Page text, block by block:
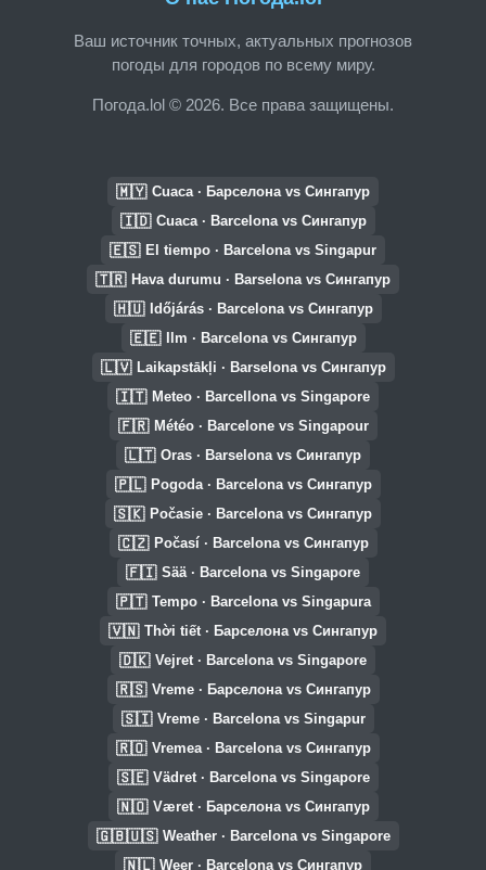
Ваш источник точных, актуальных прогнозов
погоды для городов по всему миру.
Погода.lol © 2026. Все права защищены.
🇲🇾 Cuaca · Барселона vs Сингапур
🇮🇩 Cuaca · Barcelona vs Сингапур
🇪🇸 El tiempo · Barcelona vs Singapur
🇹🇷 Hava durumu · Barselona vs Сингапур
🇭🇺 Időjárás · Barcelona vs Сингапур
🇪🇪 Ilm · Barcelona vs Сингапур
🇱🇻 Laikapstākļi · Barselona vs Сингапур
🇮🇹 Meteo · Barcellona vs Singapore
🇫🇷 Météo · Barcelone vs Singapour
🇱🇹 Oras · Barselona vs Сингапур
🇵🇱 Pogoda · Barcelona vs Сингапур
🇸🇰 Počasie · Barcelona vs Сингапур
🇨🇿 Počasí · Barcelona vs Сингапур
🇫🇮 Sää · Barcelona vs Singapore
🇵🇹 Tempo · Barcelona vs Singapura
🇻🇳 Thời tiết · Барселона vs Сингапур
🇩🇰 Vejret · Barcelona vs Singapore
🇷🇸 Vreme · Барселона vs Сингапур
🇸🇮 Vreme · Barcelona vs Singapur
🇷🇴 Vremea · Barcelona vs Сингапур
🇸🇪 Vädret · Barcelona vs Singapore
🇳🇴 Været · Барселона vs Сингапур
🇬🇧🇺🇸 Weather · Barcelona vs Singapore
🇳🇱 Weer · Barcelona vs Сингапур